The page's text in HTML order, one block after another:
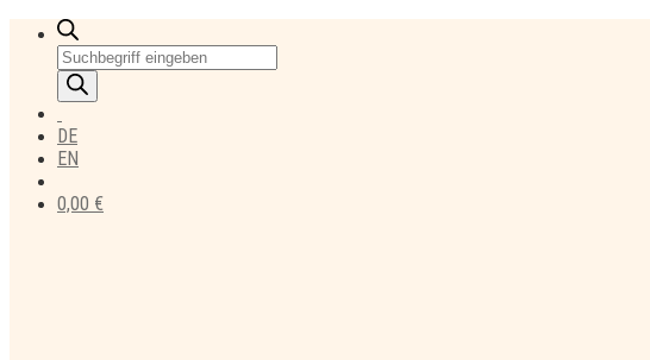
Products
search
DE
EN
0,00 €